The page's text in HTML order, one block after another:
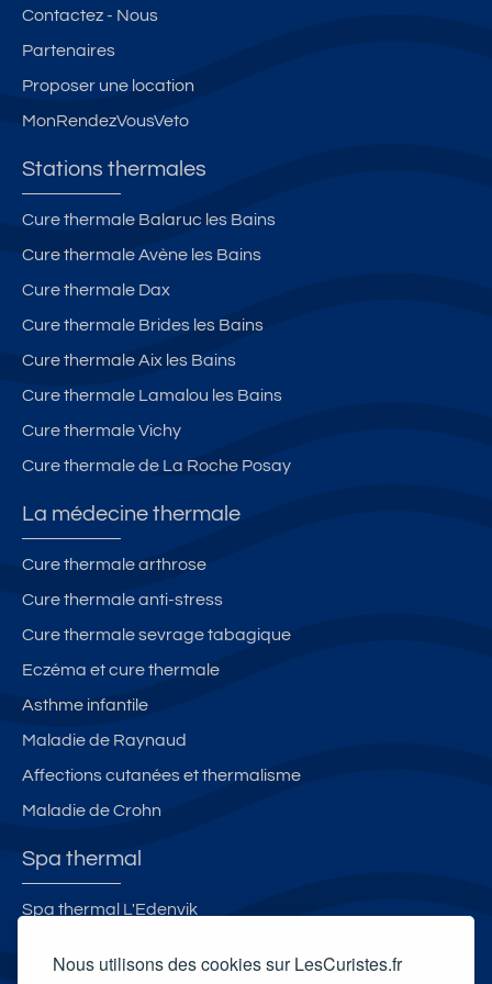
Nous utilisons des cookies sur LesCuristes.fr
Contactez - Nous
Partenaires
Proposer une location
MonRendezVousVeto
Stations thermales
Cure thermale Balaruc les Bains
Cure thermale Avène les Bains
Cure thermale Dax
Cure thermale Brides les Bains
Cure thermale Aix les Bains
Cure thermale Lamalou les Bains
Cure thermale Vichy
Cure thermale de La Roche Posay
La médecine thermale
Cure thermale arthrose
Cure thermale anti-stress
Cure thermale sevrage tabagique
Eczéma et cure thermale
Asthme infantile
Maladie de Raynaud
Affections cutanées et thermalisme
Maladie de Crohn
Spa thermal
Spa thermal L'Edenvik